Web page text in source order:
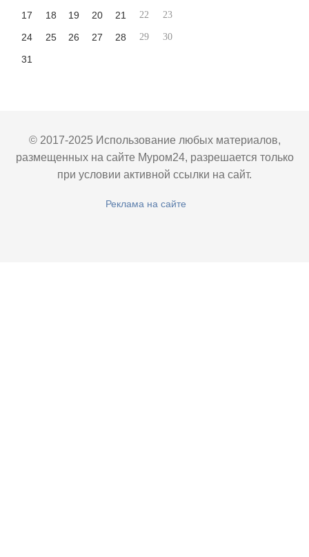
17 18 19 20 21 22 23
24 25 26 27 28 29 30
31
© 2017-2025 Использование любых материалов,
размещенных на сайте Муром24, разрешается только
при условии активной ссылки на сайт.
Реклама на сайте